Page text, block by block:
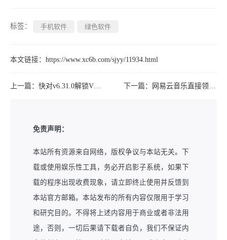
标签： 手机软件 绿色软件
本文链接： https://www.xc6b.com/sjyy/11934.html
上一篇： 快对v6.31.0解锁VIP会员作业检查搜题解析 下一篇： 网易云音乐直接领7天黑胶会员
免责声明：
本站所有资源来自网络，版权争议与本站无关。下
载或使用娱乐性工具，务必开启影子系统，如果下
载的程序出现收费现象，请立即终止使用并反馈到
本站官方邮箱。本站发布的所有内容仅限用于学习
和研究目的。不得将上述内容用于商业或者非法用
途，否则，一切后果请下载者自负，我们不保证内